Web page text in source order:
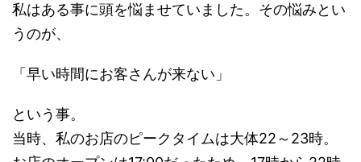
私はある事に頭を悩ませていました。その悩みとい
うのが、
「早い時間にお客さんが来ない」
という事。
当時、私のお店のピークタイムは大体22～23時。